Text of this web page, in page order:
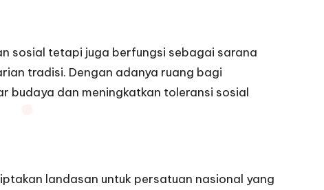
sosial tetapi juga berfungsi sebagai sarana
tradisi. Dengan adanya ruang bagi
budaya dan meningkatkan toleransi sosial
landasan untuk persatuan nasional yang